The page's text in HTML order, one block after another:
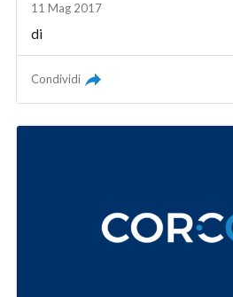
11 Mag 2017
di
Condividi